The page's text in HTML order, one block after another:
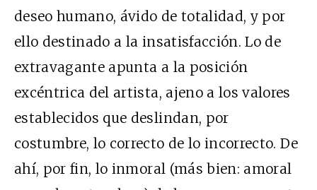
deseo humano, ávido de totalidad, y por
ello destinado a la insatisfacción. Lo de
extravagante apunta a la posición
excéntrica del artista, ajeno a los valores
establecidos que deslindan, por
costumbre, lo correcto de lo incorrecto. De
ahí, por fin, lo inmoral (más bien: amoral